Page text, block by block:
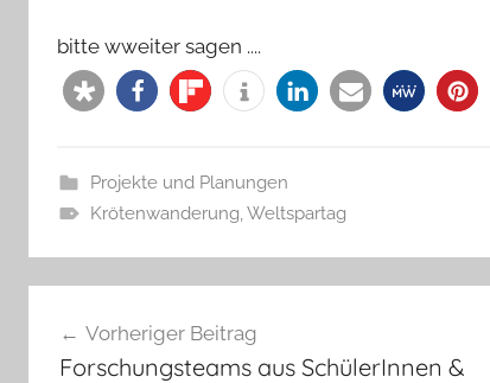
bitte wweiter sagen ....
Projekte und Planungen
Krötenwanderung,Weltspartag
Vorheriger Beitrag
Forschungsteams aus SchülerInnen &